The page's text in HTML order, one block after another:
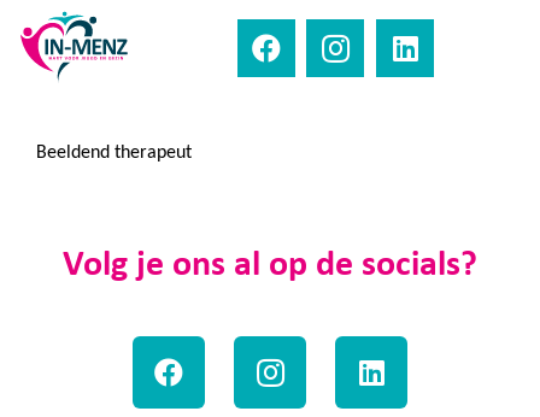
Beeldend therapeut
Volg je ons al op de socials?